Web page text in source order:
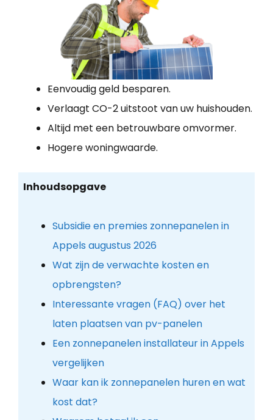
Eenvoudig geld besparen.
Verlaagt CO-2 uitstoot van uw huishouden.
Altijd met een betrouwbare omvormer.
Hogere woningwaarde.
Inhoudsopgave
Subsidie en premies zonnepanelen in
Appels augustus 2026
Wat zijn de verwachte kosten en
opbrengsten?
Interessante vragen (FAQ) over het
laten plaatsen van pv-panelen
Een zonnepanelen installateur in Appels
vergelijken
Waar kan ik zonnepanelen huren en wat
kost dat?